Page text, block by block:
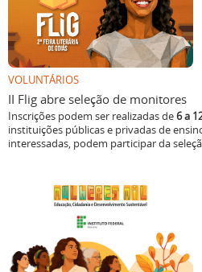
VOLUNTÁRIOS
II Flig abre seleção de monitores
Inscrições podem ser realizadas de6 a
instituições públicas e privadas de
interessadas, podem participar da